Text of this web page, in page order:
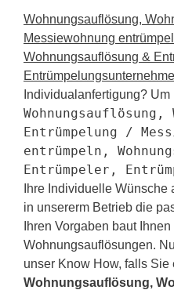
Wohnungsauflösung,
Messiewohnung
Wohnungsauflösung &
Individualanfertigung?
Wohnungsauflösung,
Entrümpelung /
entrümpeln,
Entrümpeler,
Ihre Individuelle
in unsererm Betrieb die
Ihren Vorgaben baut
Wohnungsauflösungen.
unser Know How, falls
Wohnungsauflösung,